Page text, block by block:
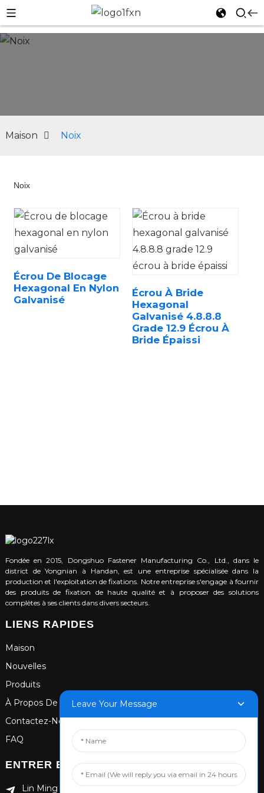
Maison Noix
Noix
Écrou De Blocage
Hexagonal En Nylon
Galvanisé
Écrou À Bride
Hexagonal
Galvanisé 4.8.8.8
Grade 12.9 Écrou À
Bride Épaissi
Fondée en 2015, Dongshuo Fastener Manufacturing Co., Ltd., dans le
district de Yongnian à Handan, est une entreprise spécialisée dans la
production et l'exploitation de fixations. Notre entreprise s'engage à fournir
des produits de fixation de haute qualité et à proposer des solutions
complètes à ses clients dans divers secteurs.
LIENS RAPIDES
Maison
Nouvelles
Produits
À Propos De Nous
Contactez-Nous
FAQ
ENTRER EN CONTACT
Lin Ming Guan Zhen Dong Ming Yang Cun Nan, district
Leave Your Message